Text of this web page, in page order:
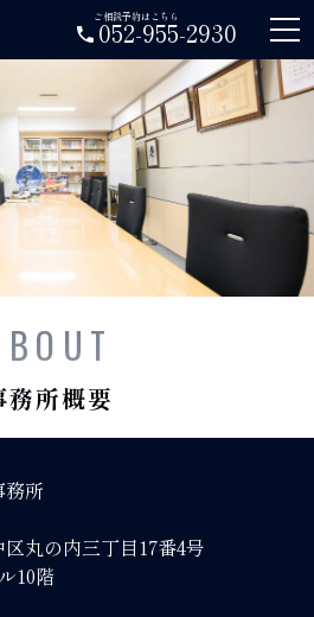
ご相談予約はこちら
052-955-2930
務所概要
所
丸の内三丁目17番4号
10階